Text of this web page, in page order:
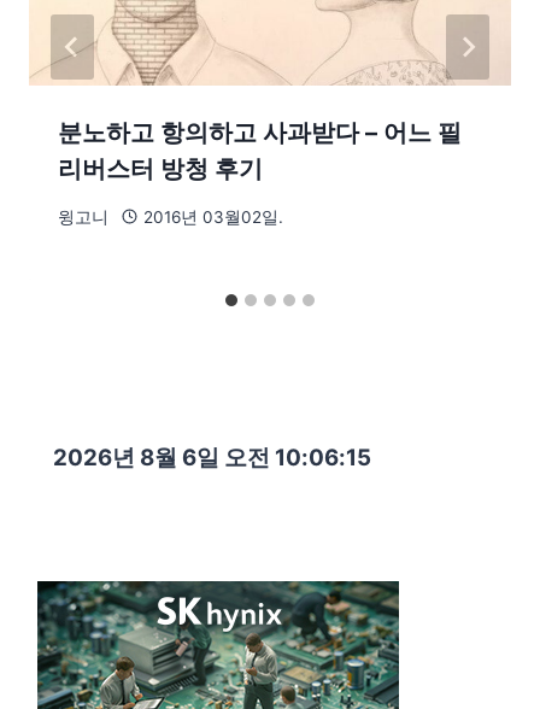
분노하고 항의하고 사과받다 – 어느 필
리버스터 방청 후기
윙고니 2016년 03월02일.
2026년 8월 6일 오전 10:06:16